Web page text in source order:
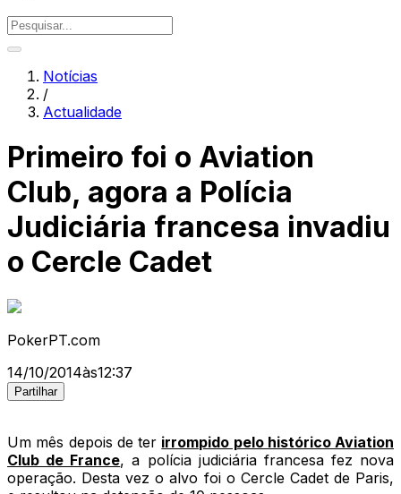
Notícias
/
Actualidade
Primeiro foi o Aviation
Club, agora a Polícia
Judiciária francesa invadiu
o Cercle Cadet
PokerPT.com
14/10/2014às12:37
Partilhar
Um mês depois de ter irrompido pelo histórico Aviation
Club de France, a polícia judiciária francesa fez nova
operação. Desta vez o alvo foi o Cercle Cadet de Paris,